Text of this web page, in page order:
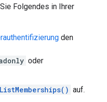
Folgendes in Ihrer
den
oder
ListMemberships() auf.